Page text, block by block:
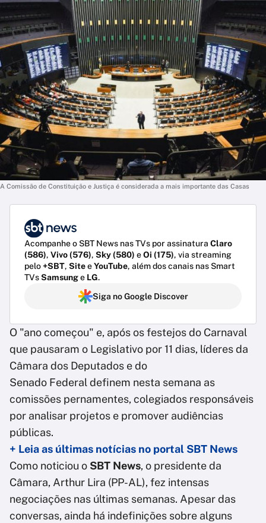
A Comissão de Constituição e Justiça é considerada a mais importante das Casas
Acompanhe o SBT News nas TVs por assinatura Claro
(586), Vivo (576), Sky (580) eOi (175), via streaming
pelo+SBT, SiteeYouTube, além dos canais nas Smart
TVsSamsunge LG.
Siga no Google Discover
O "ano começou" e, após os festejos do Carnaval
que pausaram o Legislativo por 11 dias, líderes da
Câmara dos Deputados e do
Senado Federal definem nesta semana as
comissões pernamentes, colegiados responsáveis
por analisar projetos e promover audiências
públicas.
+ Leia as últimas notícias no portal SBT News
Como noticiou o SBT News, o presidente da
Câmara, Arthur Lira (PP-AL), fez intensas
negociações nas últimas semanas. Apesar das
conversas, ainda há indefinições sobre alguns